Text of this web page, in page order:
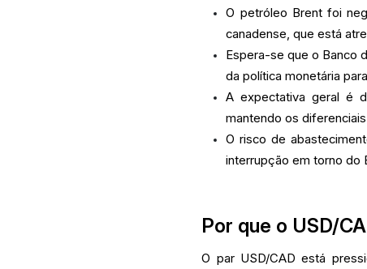
O petróleo Brent foi
canadense, que está
Espera-se que o Banco
da política monetária
A expectativa geral é
mantendo os
O risco de
interrupção em torno do
Por que o USD/
O par USD/CAD está